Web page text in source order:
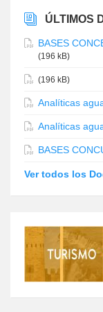
ÚLTIMOS
BASES
(196 kB)
(196 kB)
Analíticas
Analíticas
BASES
Ver todos los